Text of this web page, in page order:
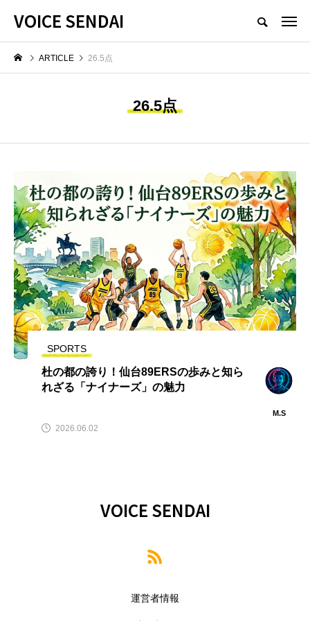
VOICE SENDAI
ARTICLE 26.5点
26.5点
SPORTS
杜の都の誇り！仙台89ERSの歩みと知ら
れざる「ナイナーズ」の魅力
M.S
2026.06.02
VOICE SENDAI
運営者情報